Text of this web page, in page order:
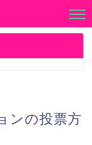
ンの投票方